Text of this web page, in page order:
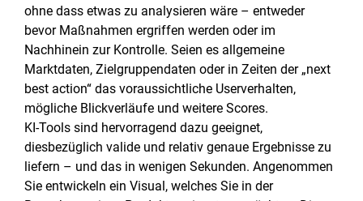
ohne dass etwas zu analysieren wäre – entweder
bevor Maßnahmen ergriffen werden oder im
Nachhinein zur Kontrolle. Seien es allgemeine
Marktdaten, Zielgruppendaten oder in Zeiten der „next
best action“ das voraussichtliche Userverhalten,
mögliche Blickverläufe und weitere Scores.
KI-Tools sind hervorragend dazu geeignet,
diesbezüglich valide und relativ genaue Ergebnisse zu
liefern – und das in wenigen Sekunden. Angenommen
Sie entwickeln ein Visual, welches Sie in der